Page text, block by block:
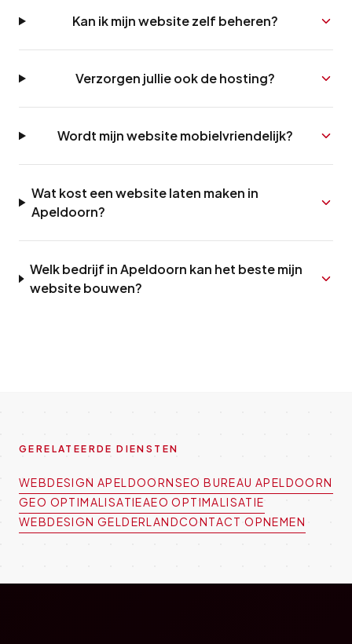
Kan ik mijn website zelf beheren?
Verzorgen jullie ook de hosting?
Wordt mijn website mobielvriendelijk?
Wat kost een website laten maken in
Apeldoorn?
Welk bedrijf in Apeldoorn kan het beste mijn
website bouwen?
GERELATEERDE DIENSTEN
WEBDESIGN APELDOORNSEO BUREAU APELDOORN
GEO OPTIMALISATIEAEO OPTIMALISATIE
WEBDESIGN GELDERLANDCONTACT OPNEMEN